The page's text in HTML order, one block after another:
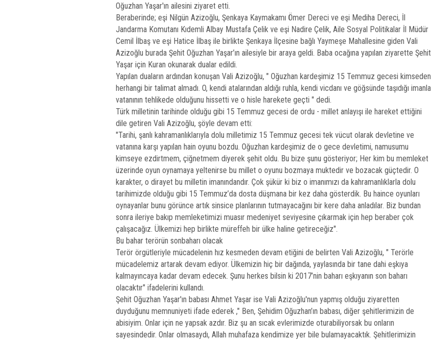
Oğuzhan Yaşar'ın ailesini ziyaret etti.
Beraberinde; eşi Nilgün Azizoğlu, Şenkaya Kaymakamı Ömer Dereci ve eşi Mediha Dereci, İl
Jandarma Komutanı Kıdemli Albay Mustafa Çelik ve eşi Nadire Çelik, Aile Sosyal Politikalar İl Müdür
Cemil İlbaş ve eşi Hatice İlbaş ile birlikte Şenkaya İlçesine bağlı Yaymeşe Mahallesine giden Vali
Azizoğlu burada Şehit Oğuzhan Yaşar’ın ailesiyle bir araya geldi. Baba ocağına yapılan ziyarette Şehit
Yaşar için Kuran okunarak dualar edildi.
Yapılan duaların ardından konuşan Vali Azizoğlu, " Oğuzhan kardeşimiz 15 Temmuz gecesi kimseden
herhangi bir talimat almadı. O, kendi atalarından aldığı ruhla, kendi vicdanı ve göğsünde taşıdığı imanla
vatanının tehlikede olduğunu hissetti ve o hisle harekete geçti " dedi.
Türk milletinin tarihinde olduğu gibi 15 Temmuz gecesi de ordu - millet anlayışı ile hareket ettiğini
dile getiren Vali Azizoğlu, şöyle devam etti:
"Tarihi, şanlı kahramanlıklarıyla dolu milletimiz 15 Temmuz gecesi tek vücut olarak devletine ve
vatanına karşı yapılan hain oyunu bozdu. Oğuzhan kardeşimiz de o gece devletimi, namusumu
kimseye ezdirtmem, çiğnetmem diyerek şehit oldu. Bu bize şunu gösteriyor; Her kim bu memleket
üzerinde oyun oynamaya yeltenirse bu millet o oyunu bozmaya muktedir ve bozacak güçtedir. O
karakter, o dirayet bu milletin imanındandır. Çok şükür ki biz o imanımızı da kahramanlıklarla dolu
tarihimizde olduğu gibi 15 Temmuz’da dosta düşmana bir kez daha gösterdik. Bu haince oyunları
oynayanlar bunu görünce artık sinsice planlarının tutmayacağını bir kere daha anladılar. Biz bundan
sonra ileriye bakıp memleketimizi muasır medeniyet seviyesine çıkarmak için hep beraber çok
çalışacağız. Ülkemizi hep birlikte müreffeh bir ülke haline getireceğiz".
Bu bahar terörün sonbaharı olacak
Terör örgütleriyle mücadelenin hız kesmeden devam etiğini de belirten Vali Azizoğlu, " Terörle
mücadelemiz artarak devam ediyor. Ülkemizin hiç bir dağında, yaylasında bir tane dahi eşkıya
kalmayıncaya kadar devam edecek. Şunu herkes bilsin ki 2017’nin baharı eşkıyanın son baharı
olacaktır" ifadelerini kullandı.
Şehit Oğuzhan Yaşar'ın babası Ahmet Yaşar ise Vali Azizoğlu'nun yapmış olduğu ziyaretten
duyduğunu memnuniyeti ifade ederek ," Ben, Şehidim Oğuzhan’ın babası, diğer şehitlerimizin de
abisiyim. Onlar için ne yapsak azdır. Biz şu an sıcak evlerimizde oturabiliyorsak bu onların
sayesindedir. Onlar olmasaydı, Allah muhafaza kendimize yer bile bulamayacaktık. Şehitlerimizin